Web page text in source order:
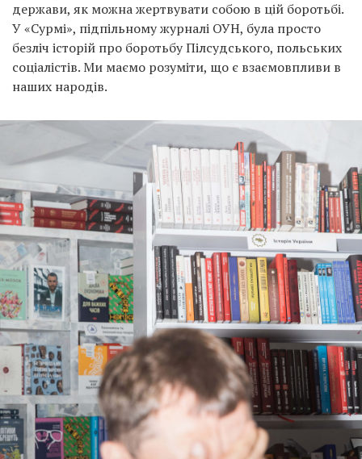
держави, як можна жертвувати собою в цій боротьбі.
У «Сурмі», підпільному журналі ОУН, була просто
безліч історій про боротьбу Пілсудського, польських
соціалістів. Ми маємо розуміти, що є взаємовпливи в
наших народів.